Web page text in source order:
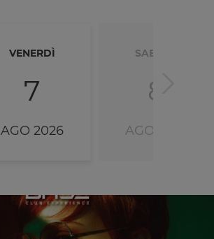
VENERDÌ
7
AGO 2026
SABATO
8
AGO 2026